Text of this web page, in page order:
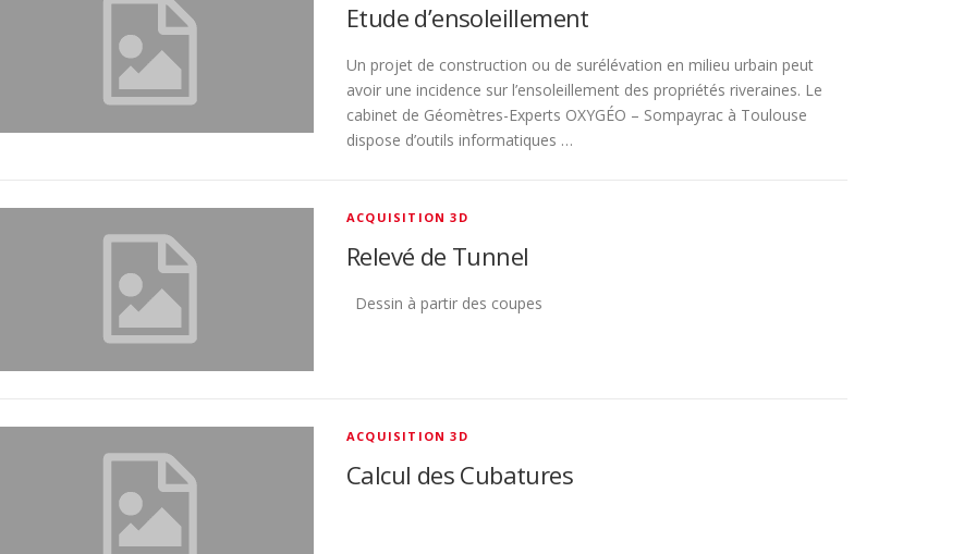
Etude d’ensoleillement
Un projet de construction ou de surélévation en milieu urbain peut
avoir une incidence sur l’ensoleillement des propriétés riveraines. Le
cabinet de Géomètres-Experts OXYGÉO – Sompayrac à Toulouse
dispose d’outils informatiques …
ACQUISITION 3D
Relevé de Tunnel
Dessin à partir des coupes
ACQUISITION 3D
Calcul des Cubatures